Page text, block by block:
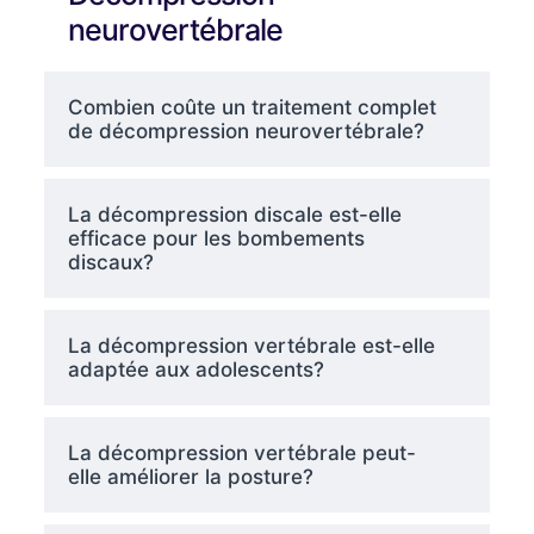
neurovertébrale
Combien coûte un traitement complet
de décompression neurovertébrale?
La décompression discale est-elle
efficace pour les bombements
discaux?
La décompression vertébrale est-elle
adaptée aux adolescents?
La décompression vertébrale peut-
elle améliorer la posture?